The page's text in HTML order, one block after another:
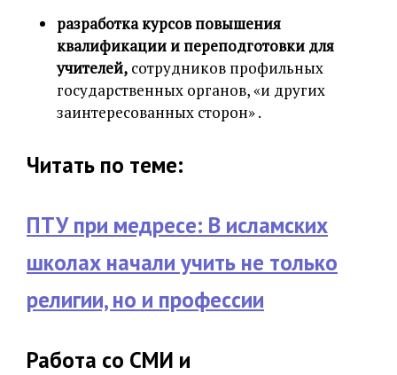
разработка курсов повышения
квалификации и переподготовки для
учителей, сотрудников профильных
государственных органов, «и других
заинтересованных сторон» .
Читать по теме:
ПТУ при медресе: В исламских
школах начали учить не только
религии, но и профессии
Работа со СМИ и